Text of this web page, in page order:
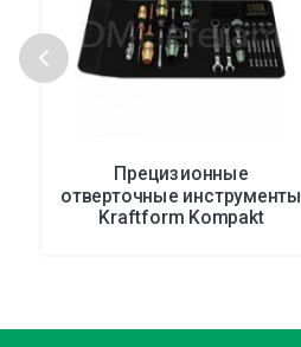
Прецизионные
отверточные инструменты
Kraftform Kompakt